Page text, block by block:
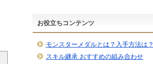
お役立ちコンテンツ
モンスターメダルとは？入手方法は？
スキル継承 おすすめの組み合わせ